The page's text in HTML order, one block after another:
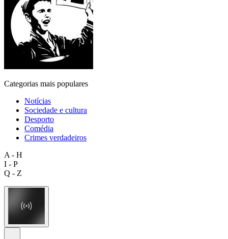
Categorias mais populares
Notícias
Sociedade e cultura
Desporto
Comédia
Crimes verdadeiros
A - H
I - P
Q - Z